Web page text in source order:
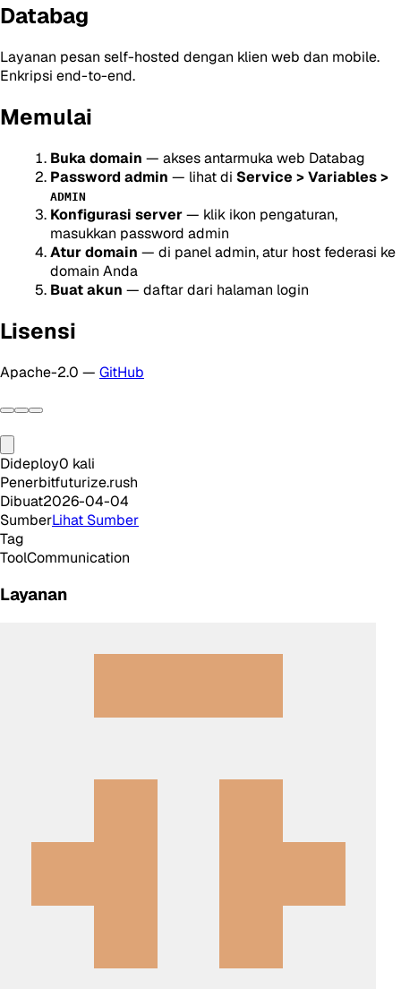
Databag
Layanan pesan self-hosted dengan klien web dan mobile.
Enkripsi end-to-end.
Memulai
Buka domain — akses antarmuka web Databag
Password admin — lihat di Service > Variables >
ADMIN
Konfigurasi server— klik ikon pengaturan,
masukkan password admin
Atur domain — di panel admin, atur host federasi ke
domain Anda
Buat akun — daftar dari halaman login
Lisensi
Apache-2.0 — GitHub
Dideploy0 kali
Penerbitfuturize.rush
Dibuat2026-04-04
SumberLihat Sumber
Tag
ToolCommunication
Layanan